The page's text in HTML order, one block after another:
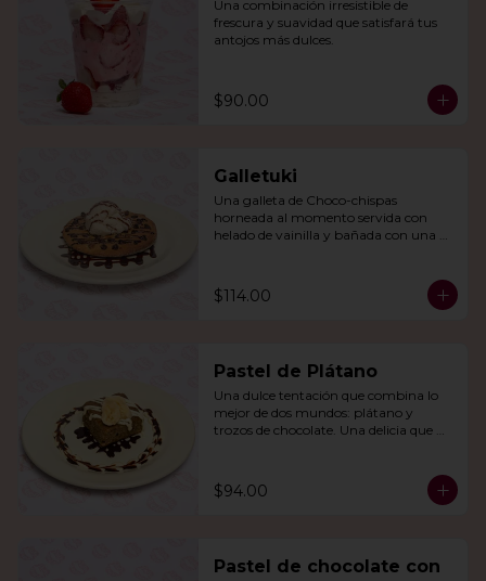
Una combinación irresistible de
frescura y suavidad que satisfará tus
antojos más dulces.
$90.00
Galletuki
Una galleta de Choco-chispas
horneada al momento servida con
helado de vainilla y bañada con una
$114.00
Pastel de Plátano
Una dulce tentación que combina lo
mejor de dos mundos: plátano y
trozos de chocolate. Una delicia que
$94.00
Pastel de chocolate con